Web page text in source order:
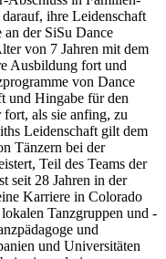
ihre Leidenschaft
der SiSu Dance
von 7 Jahren mit dem
Ausbildung fort und
von Dance
und Hingabe für den
fort, als sie anfing, zu
Leidenschaft gilt dem
Tänzern bei der
Teil des Teams der
seit 28 Jahren in der
Karriere in Colorado
Tanzgruppen und -
und
und Universitäten